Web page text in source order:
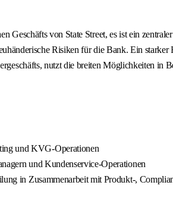
von State Street, es ist ein
Risiken für die Bank. Ein
nutzt die breiten Möglichkeiten in
und KVG-Operationen
und Kundenservice-Operationen
in Zusammenarbeit mit Produkt-,